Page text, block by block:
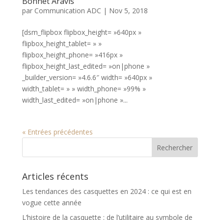
par Communication ADC | Nov 5, 2018
[dsm_flipbox flipbox_height= »640px »
flipbox_height_tablet= » »
flipbox_height_phone= »416px »
flipbox_height_last_edited= »on|phone »
_builder_version= »4.6.6″ width= »640px »
width_tablet= » » width_phone= »99% »
width_last_edited= »on|phone »...
« Entrées précédentes
Articles récents
Les tendances des casquettes en 2024 : ce qui est en
vogue cette année
L’histoire de la casquette : de l’utilitaire au symbole de